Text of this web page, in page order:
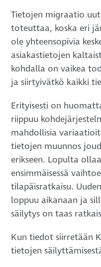
Tietojen migraatio
toteuttaa, koska eri
ole yhteensopivia
asiakastietojen
kohdalla on vaikea
ja siirtyivätkö kaikki
Erityisesti on
riippuu
mahdollisia
tietojen muunnos
erikseen. Lopulta
ensimmäisessä
tilapäisratkaisu.
loppuu aikanaan ja
säilytys on taas
Kun tiedot siirretään
tietojen